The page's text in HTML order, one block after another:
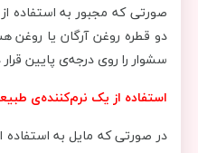
صورتی که مجبور به استفاده
دو قطره روغن آرگان یا روغن
سشوار را روی درجه‌ی پایین
استفاده از یک نرم‌کننده‌ی
در صورتی که مایل به